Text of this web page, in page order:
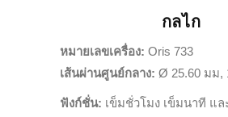
กลไก
หมายเลขเครื่อง: Oris 733
เส้นผ่านศูนย์กลาง: Ø 25.60 มม,
ฟังก์ชั่น: เข็มชั่วโมง เข็มนาที แ